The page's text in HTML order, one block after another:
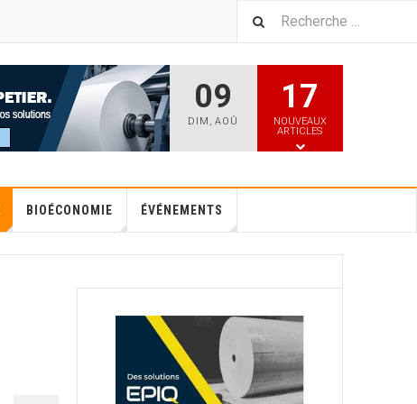
09
DIM , AOÛ
17
NOUVEAUX
ARTICLES
BIOÉCONOMIE ÉVÉNEMENTS